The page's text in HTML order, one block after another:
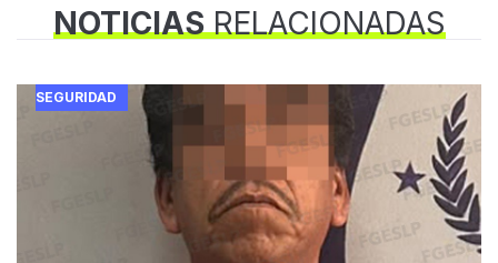
NOTICIASRELACIONADAS
SEGURIDAD